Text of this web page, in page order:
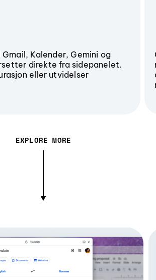
Kalender, Gemini og
direkte fra sidepanelet.
eller utvidelser
EXPLORE MORE